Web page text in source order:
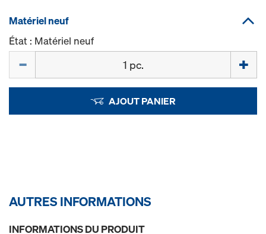
Matériel neuf
État : Matériel neuf
AJOUT PANIER
AUTRES INFORMATIONS
INFORMATIONS DU PRODUIT